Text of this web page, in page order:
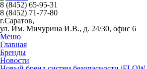
8 (8452) 65-95-31
8 (8452) 71-77-80
г.Саратов,
ул. Им. Мичурина И.В., д. 24/30, офис 6
Меню
Главная
Бренды
Новости